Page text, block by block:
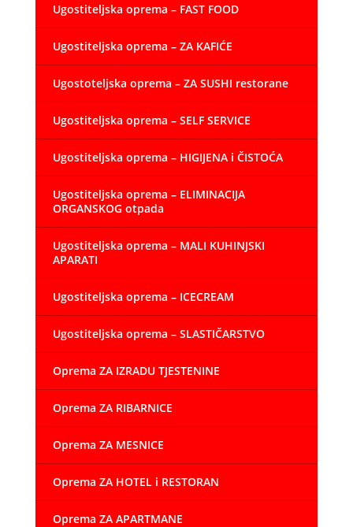
Ugostiteljska oprema – FAST FOOD
Ugostiteljska oprema – ZA KAFIĆE
Ugostoteljska oprema – ZA SUSHI restorane
Ugostiteljska oprema – SELF SERVICE
Ugostiteljska oprema – HIGIJENA i ČISTOĆA
Ugostiteljska oprema – ELIMINACIJA
ORGANSKOG otpada
Ugostiteljska oprema – MALI KUHINJSKI
APARATI
Ugostiteljska oprema – ICECREAM
Ugostiteljska oprema – SLASTIČARSTVO
Oprema ZA IZRADU TJESTENINE
Oprema ZA RIBARNICE
Oprema ZA MESNICE
Oprema ZA HOTEL i RESTORAN
Oprema ZA APARTMANE